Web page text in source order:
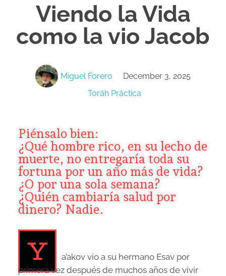
Viendo la Vida
como la vio Jacob
Miguel Forero
December 3, 2025
Toráh Práctica
Piénsalo bien:
¿Qué hombre rico, en su lecho de
muerte, no entregaría toda su
fortuna por un año más de vida?
¿O por una sola semana?
¿Quién cambiaría salud por
dinero? Nadie.
Y
a’akov vio a su hermano Esav por
primera vez después de muchos años de vivir